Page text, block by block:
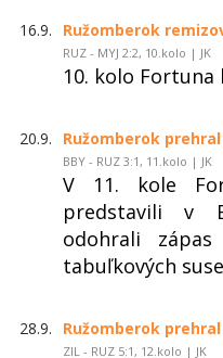
16.9. Ružomberok
RUZ - MYJ 2:2, 10.kolo | JK
10. kolo Fortuna
20.9. Ružomberok
BBY - RUZ 3:1, 11.kolo | JK
V 11. kole
predstavili v
odohrali zápas
tabuľkových
28.9. Ružomberok
ZIL - RUZ 5:1, 12.kolo | JK